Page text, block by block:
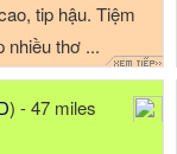
tip hậu. Tiệm
nhiều thợ ...
) - 47 miles